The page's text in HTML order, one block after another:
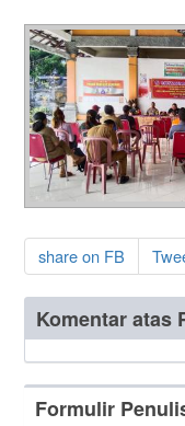
share on FB
Komentar atas
Formulir